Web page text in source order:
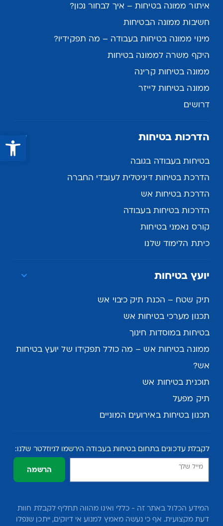
איתור ממונה בטיחות – איך לבחור נכון?
חשיבות ממונה הבטיחות
מינוי ממונה בטיחות בעבודה – מה תפקידיו?
היקף משרה לממונה בטיחות
ממונה בטיחות קרינה
ממונה בטיחות לייזר
דרושים
הדרכות בטיחות
בטיחות בעבודה בגובה
הדרכת בטיחות דיגיטלית לעובדי החברה
הדרכת בטיחות אש
הדרכות בטיחות בעבודה
קורס נאמני בטיחות
כיתת הלימוד שלנו
יועץ בטיחות
תיק שטח – הכנת תיק כיבוי אש
תכנון מערכי בטיחות אש
בטיחות במוסדות חינוך
ממונה בטיחות אש – מה כולל תפקידו של יועץ בטיחות
אש?
תוכנית בטיחות אש
תיק מפעל
תכנון בטיחות באירועים המוניים
לקבלת עדכונים בתחום בטיחות בעבודה הירשמו לניוזלטר שלנו:
הרשמה
המידע הכלול באתר זה - כללי ואינו מהווה תחליף לקבלת חוות
דעת מקצועית. אף כי נעשה מאמץ למנוע אי דיוקים, ייתכן שנפלו
פתח סרגל נגישות